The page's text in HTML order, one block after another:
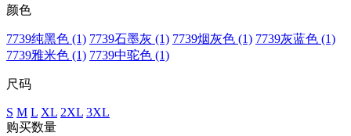
颜色
7739纯黑色 (1) 7739石墨灰 (1) 7739烟灰色 (1) 7739灰蓝色 (1)
7739雅米色 (1) 7739中驼色 (1)
尺码
S M L XL 2XL 3XL
购买数量